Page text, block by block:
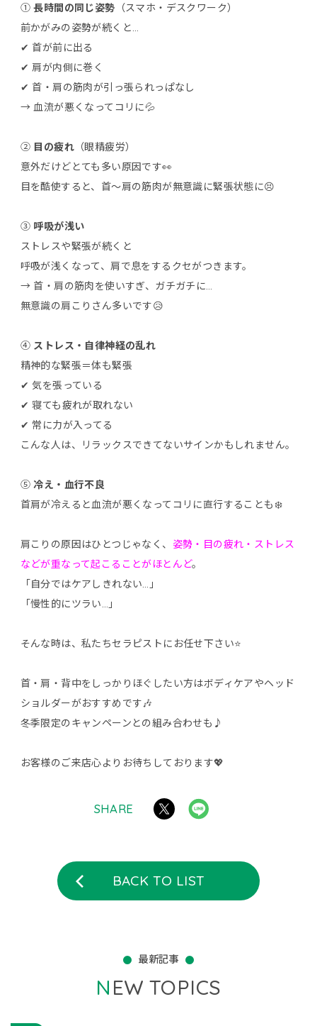
①長時間の同じ姿勢 （スマホ・デスクワーク）
前かがみの姿勢が続くと…
✔ 首が前に出る
✔ 肩が内側に巻く
✔ 首・肩の筋肉が引っ張られっぱなし
→ 血流が悪くなってコリに💦
② 目の疲れ （眼精疲労）
意外だけどとても多い原因です👀
目を酷使すると、首〜肩の筋肉が無意識に緊張状態に😣
③ 呼吸が浅い
ストレスや緊張が続くと
呼吸が浅くなって、肩で息をするクセがつきます。
→ 首・肩の筋肉を使いすぎ、ガチガチに…
無意識の肩こりさん多いです😥
④ ストレス・自律神経の乱れ
精神的な緊張＝体も緊張
✔ 気を張っている
✔ 寝ても疲れが取れない
✔ 常に力が入ってる
こんな人は、リラックスできてないサインかもしれません。
⑤冷え・血行不良
首肩が冷えると血流が悪くなってコリに直行することも❄️
肩こりの原因はひとつじゃなく、 姿勢・目の疲れ・ストレス
などが重なって起こることがほとんど。
「自分ではケアしきれない…」
「慢性的にツラい…」
そんな時は、私たちセラピストにお任せ下さい⭐️
首・肩・背中をしっかりほぐしたい方はボディケアやヘッド
ショルダーがおすすめです🎶
冬季限定のキャンペーンとの組み合わせも♪
お客様のご来店心よりお待ちしております💖
SHARE
BACK TO LIST
最新記事
NEW TOPICS